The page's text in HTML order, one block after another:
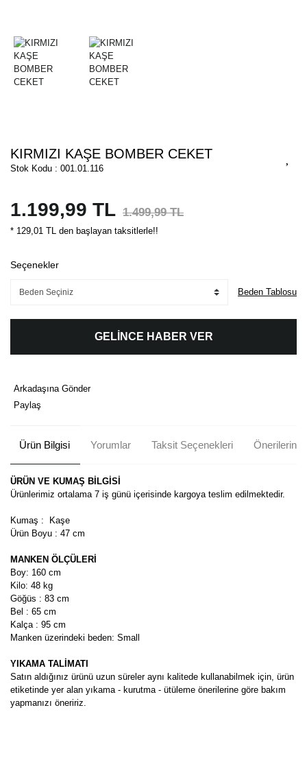
KIRMIZI KAŞE BOMBER CEKET
Stok Kodu : 001.01.116
1.199,99 TL 1.499,99 TL
* 129,01 TL den başlayan taksitlerle!!
Seçenekler
Beden Tablosu
GELİNCE HABER VER
Arkadaşına Gönder
Paylaş
Ürün Bilgisi Yorumlar Taksit Seçenekleri Önerileriniz
ÜRÜN VE KUMAŞ BİLGİSİ
Ürünlerimiz ortalama 7 iş günü içerisinde kargoya teslim edilmektedir.
Kumaş : Kaşe
Ürün Boyu : 47 cm
MANKEN ÖLÇÜLERİ
Boy: 160 cm
Kilo: 48 kg
Göğüs : 83 cm
Bel : 65 cm
Kalça : 95 cm
Manken üzerindeki beden: Small
YIKAMA TALİMATI
Satın aldığınız ürünü uzun süreler aynı kalitede kullanabilmek için, ürün
etiketinde yer alan yıkama - kurutma - ütüleme önerilerine göre bakım
yapmanızı öneririz.